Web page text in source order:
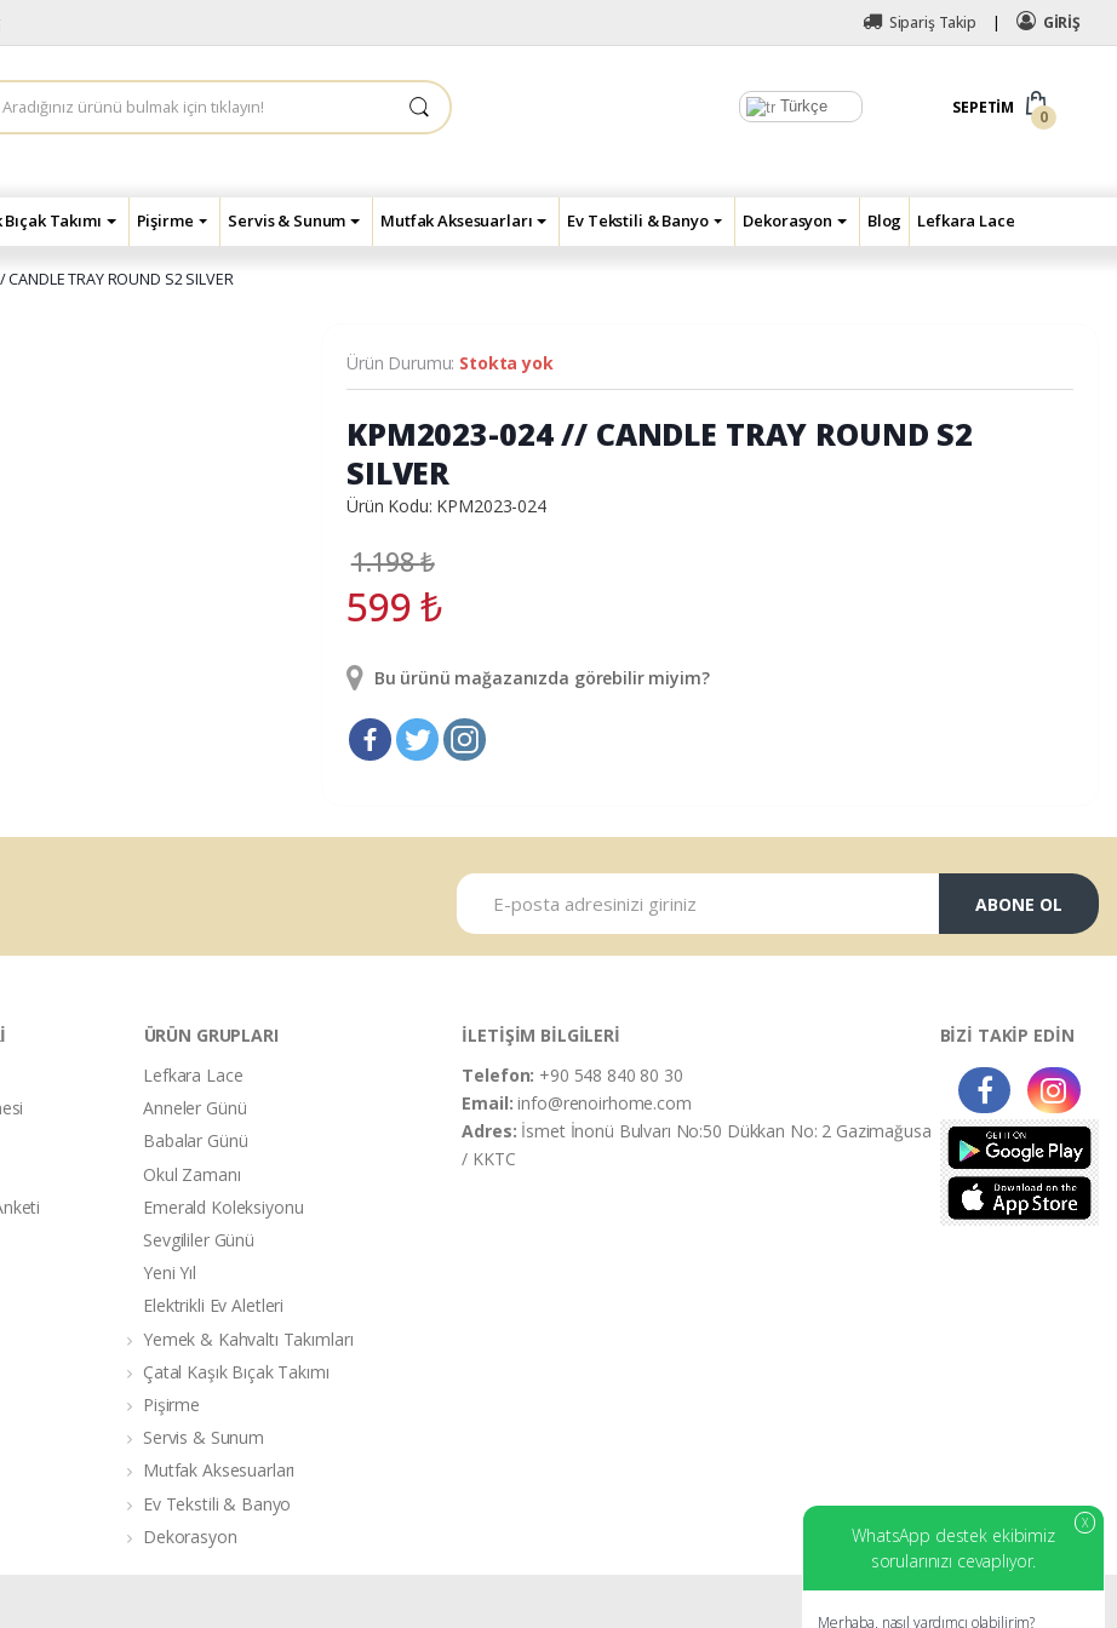
Sipariş Takip GİRİŞ
Türkçe SEPETIM
0
Takımı Pişirme Servis & Sunum Mutfak Aksesuarları Ev Tekstili & Banyo Dekorasyon Blog Lefkara Lace
TRAY ROUND S2 SILVER
Ürün Durumu: Stokta yok
KPM2023-024 // CANDLE TRAY ROUND S2
SILVER
Ürün Kodu: KPM2023-024
1.198₺
599₺
Bu ürünü mağazanızda görebilir miyim?
ABONE OL
ÜRÜN GRUPLARI
Lefkara Lace
Anneler Günü
Babalar Günü
Okul Zamanı
Emerald Koleksiyonu
Sevgililer Günü
Yeni Yıl
Elektrikli Ev Aletleri
Yemek & Kahvaltı Takımları
Çatal Kaşık Bıçak Takımı
Pişirme
Servis & Sunum
Mutfak Aksesuarları
Ev Tekstili & Banyo
Dekorasyon
İLETİŞİM BİLGİLERİ
Telefon: +90 548 840 80 30
Email:info@renoirhome.com
Adres: İsmet İnonü Bulvarı No:50 Dükkan No: 2 Gazimağusa
/ KKTC
BİZİ TAKİP EDİN
X
WhatsApp destek ekibimiz
sorularınızı cevaplıyor.
Merhaba, nasıl yardımcı olabilirim?